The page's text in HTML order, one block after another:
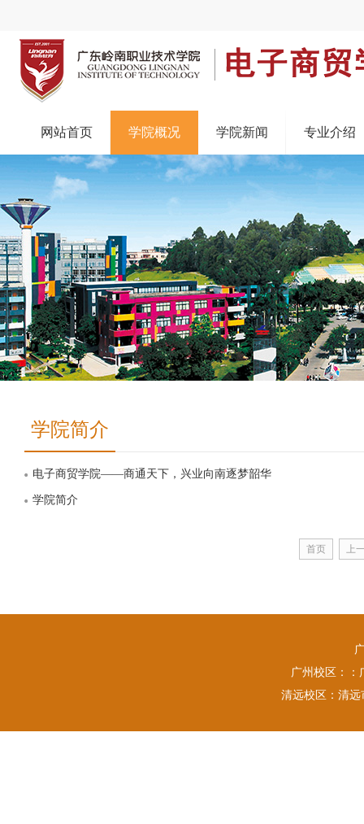
网站首页 学院概况 学院新闻 专业介绍
学院简介
电子商贸学院——商通天下，兴业向南逐梦韶华
学院简介
首页 上
广州校区：：
清远校区：清